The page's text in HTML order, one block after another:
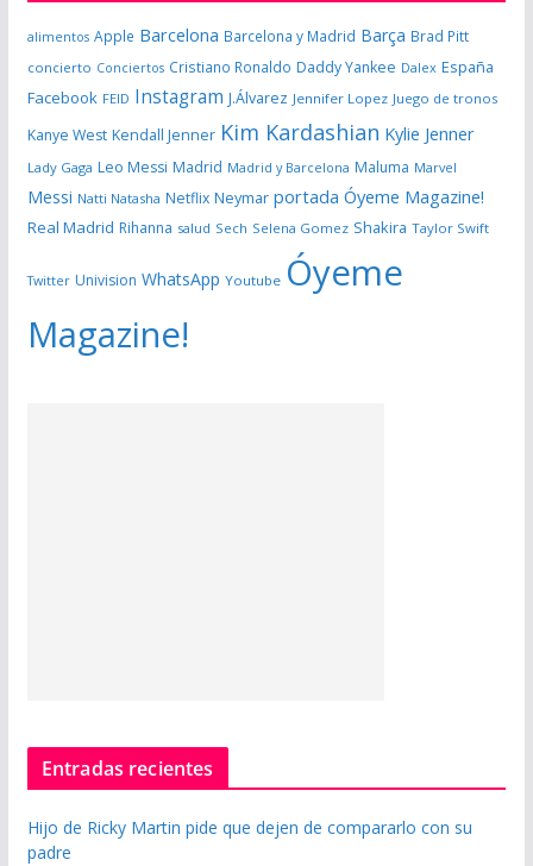
alimentos Apple Barcelona Barcelona y Madrid Barça Brad Pitt
concierto Conciertos Cristiano Ronaldo Daddy Yankee Dalex España
Facebook FEID Instagram J.Álvarez Jennifer Lopez Juego de tronos
Kanye West Kendall Jenner Kim Kardashian Kylie Jenner
Lady Gaga Leo Messi Madrid Madrid y Barcelona Maluma Marvel
Messi Natti Natasha Netflix Neymar portada Óyeme Magazine!
Real Madrid Rihanna salud Sech Selena Gomez Shakira Taylor Swift
Twitter Univision WhatsApp Youtube Óyeme
Magazine!
Entradas recientes
Hijo de Ricky Martin pide que dejen de compararlo con su
padre